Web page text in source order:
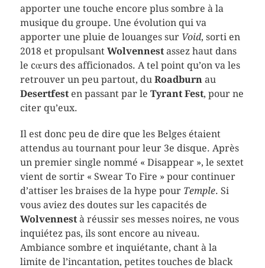
apporter une touche encore plus sombre à la
musique du groupe. Une évolution qui va
apporter une pluie de louanges sur Void, sorti en
2018 et propulsant Wolvennestassez haut dans
le cœurs des afficionados. A tel point qu’on va les
retrouver un peu partout, du Roadburnau
Desertfesten passant par le Tyrant Fest, pour ne
citer qu’eux.
Il est donc peu de dire que les Belges étaient
attendus au tournant pour leur 3e disque. Après
un premier single nommé « Disappear », le sextet
vient de sortir « Swear To Fire » pour continuer
d’attiser les braises de la hype pour Temple. Si
vous aviez des doutes sur les capacités de
Wolvennestà réussir ses messes noires, ne vous
inquiétez pas, ils sont encore au niveau.
Ambiance sombre et inquiétante, chant à la
limite de l’incantation, petites touches de black